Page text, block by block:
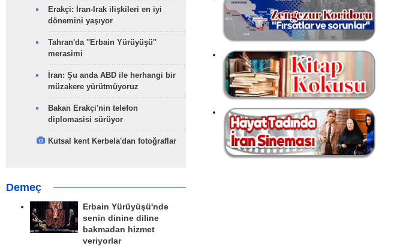
Erakçi: İran-Irak ilişkileri en iyi
dönemini yaşıyor
Tahran'da ''Erbain Yürüyüşü''
merasimi
İran: Şu anda ABD ile herhangi bir
müzakere yürütmüyoruz
Bakan Erakçi'nin telefon
diplomasisi sürüyor
Kutsal kent Kerbela'dan fotoğraflar
Demeç
Erbain Yürüyüşü'nde
senin dinine diline
bakmadan hizmet
veriyorlar